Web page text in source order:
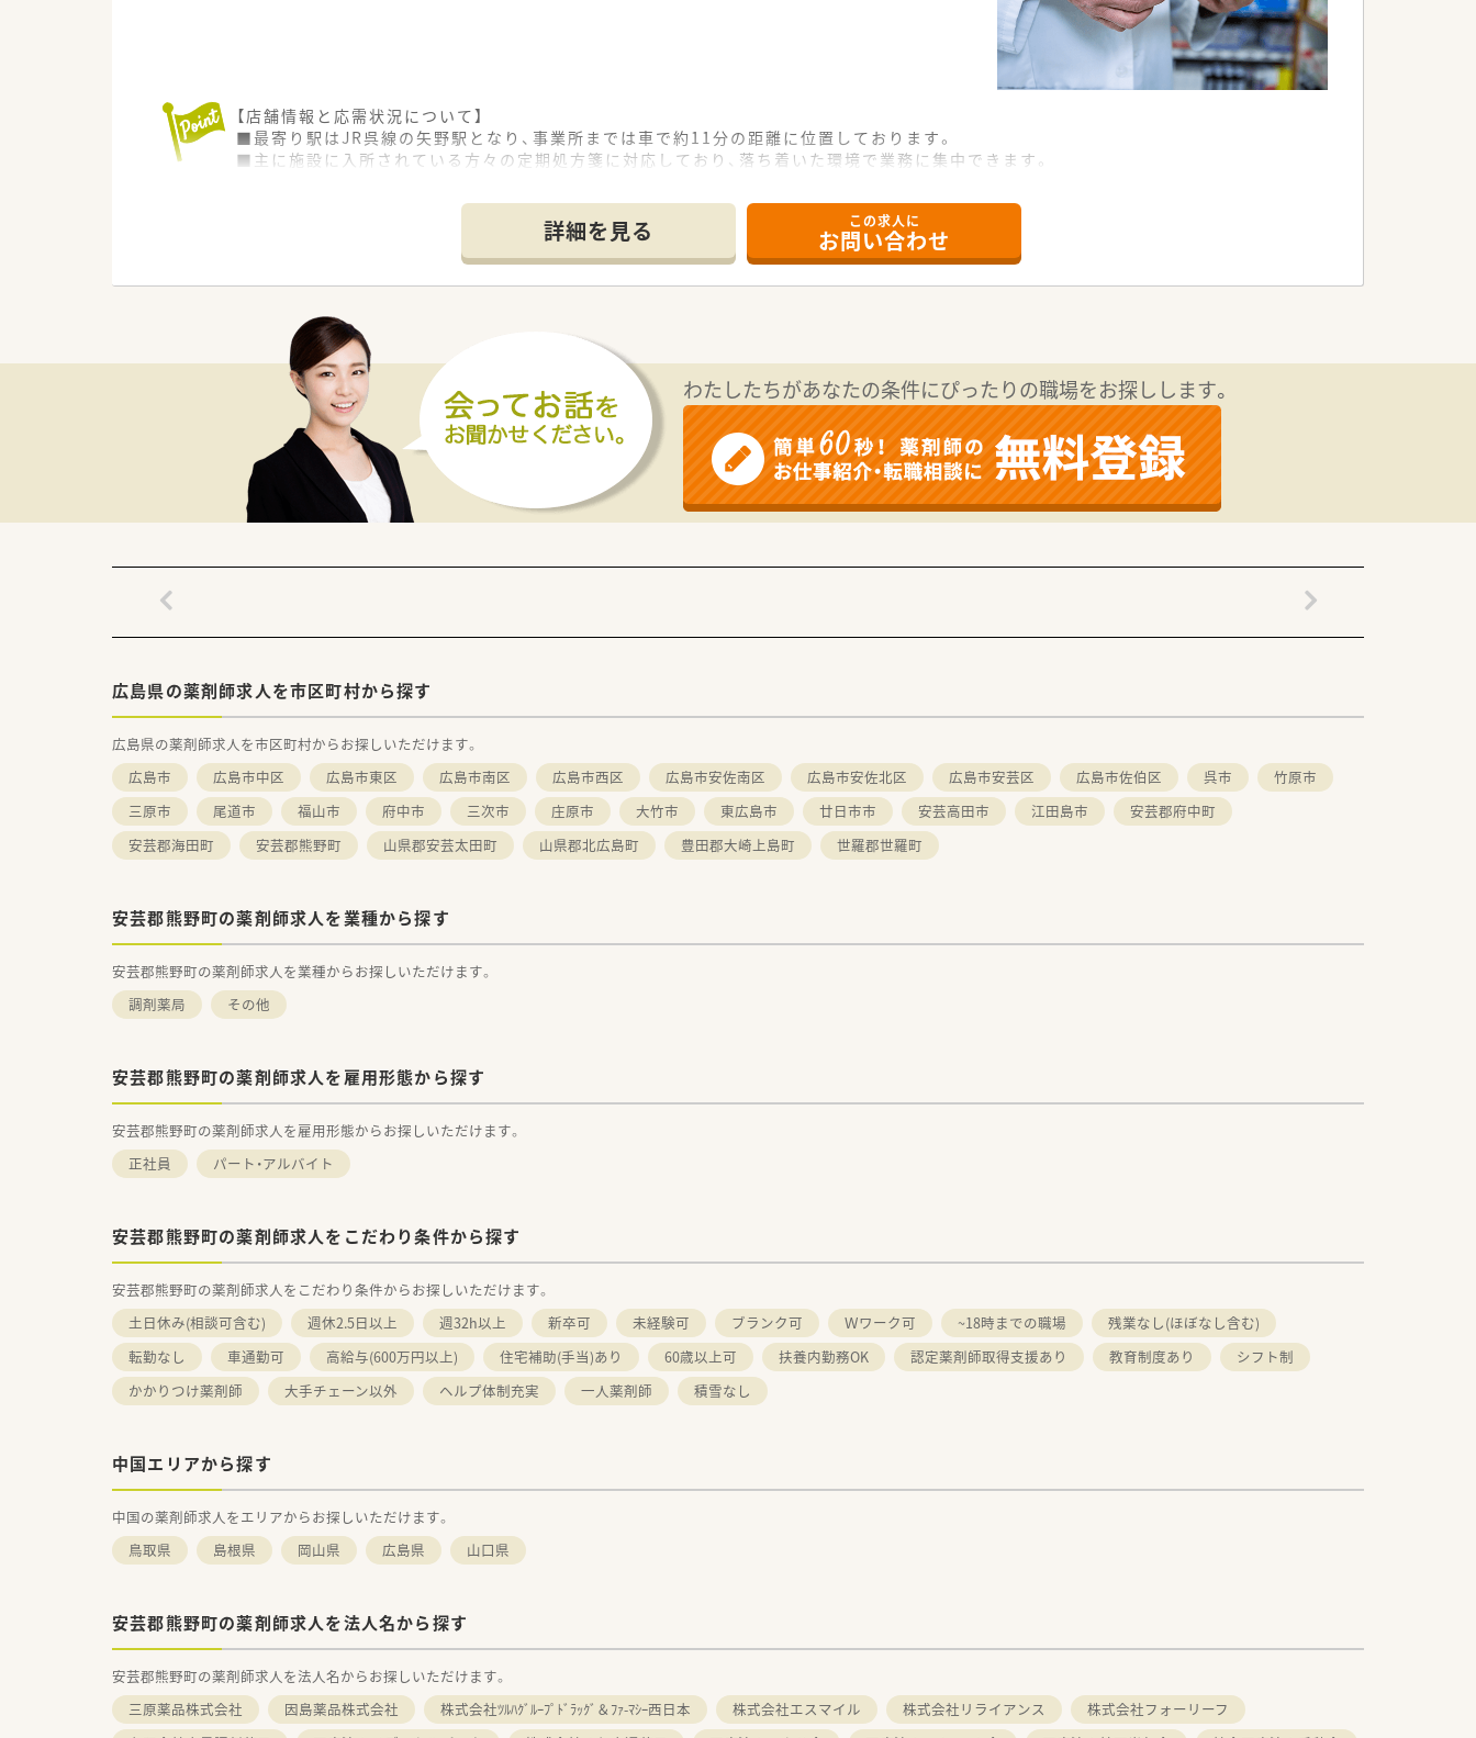
【店舗情報と応需状況について】
■最寄り駅はJR呉線の矢野駅となり、事業所までは車で約11分の距離に位置しております。
■主に施設に入所されている方々の定期処方箋に対応しており、落ち着いた環境で業務に集中できます。
■勤務はご本人の希望の元でシフト制を採用しており、就業時間や土日休みについても柔軟に相談することが可能となっています。
■勤務時間は17時30分までとなっており、残業がほとんど発生しないためプライベートも充実します。
■ご自身のペースで落ち着いて業務を進められます。
【想定される業務内容】
■介護老人保健施設に入所されている方々への定期処方箋に関する調剤業務が中心となります。
■処方内容に誤りがないかを確認する監査業務を、責任をもって正確に担当していただきます。
■施設内で使用する医薬品の在庫管理や発注業務など、薬剤師としての付随業務もお願いします。
詳細を見る この求人に
お問い合わせ
わたしたちがあなたの条件にぴったりの職場をお探しします。
広島県の薬剤師求人を市区町村から探す
広島県の薬剤師求人を市区町村からお探しいただけます。
広島市
広島市中区 広島市東区 広島市南区 広島市西区 広島市安佐南区 広島市安佐北区 広島市安芸区 広島市佐伯区 呉市
竹原市
三原市
尾道市 福山市 府中市 三次市 庄原市 大竹市 東広島市 廿日市市 安芸高田市 江田島市
安芸郡府中町
安芸郡海田町
安芸郡熊野町 山県郡安芸太田町 山県郡北広島町 豊田郡大崎上島町 世羅郡世羅町
安芸郡熊野町の薬剤師求人を業種から探す
安芸郡熊野町の薬剤師求人を業種からお探しいただけます。
調剤薬局
その他
安芸郡熊野町の薬剤師求人を雇用形態から探す
安芸郡熊野町の薬剤師求人を雇用形態からお探しいただけます。
正社員
パート・アルバイト
安芸郡熊野町の薬剤師求人をこだわり条件から探す
安芸郡熊野町の薬剤師求人をこだわり条件からお探しいただけます。
土日休み(相談可含む)
週休2.5日以上 週32h以上 新卒可 未経験可 ブランク可 Ｗワーク可 ~18時までの職場
残業なし(ほぼなし含む)
転勤なし
車通勤可 高給与(600万円以上) 住宅補助(手当)あり 60歳以上可 扶養内勤務OK 認定薬剤師取得支援あり 教育制度あり
シフト制
かかりつけ薬剤師
大手チェーン以外 ヘルプ体制充実 一人薬剤師 積雪なし
中国エリアから探す
中国の薬剤師求人をエリアからお探しいただけます。
鳥取県
島根県 岡山県 広島県 山口県
安芸郡熊野町の薬剤師求人を法人名から探す
安芸郡熊野町の薬剤師求人を法人名からお探しいただけます。
三原薬品株式会社
因島薬品株式会社 株式会社ﾂﾙﾊｸﾞﾙｰﾌﾟﾄﾞﾗｯｸﾞ＆ﾌｧ-ﾏｼｰ西日本 株式会社エスマイル 株式会社リライアンス
株式会社フォーリーフ